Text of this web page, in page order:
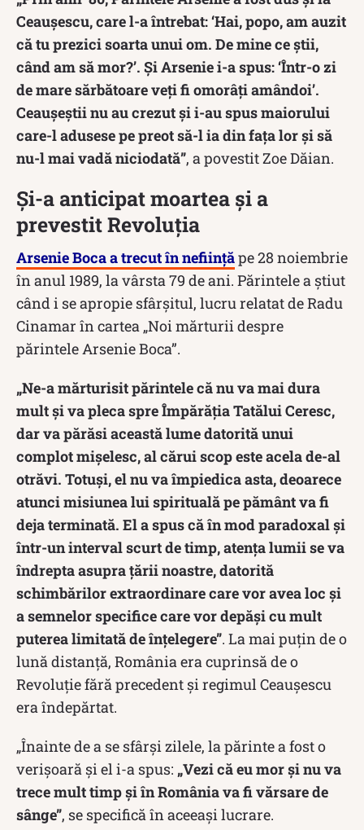
Ceauşescu, care l-a întrebat: ‘Hai, popo, am auzit
că tu prezici soarta unui om. De mine ce ştii,
când am să mor?’. Şi Arsenie i-a spus: ‘Într-o zi
de mare sărbătoare veţi fi omorâţi amândoi’.
Ceauşeştii nu au crezut şi i-au spus maiorului
care-l adusese pe preot să-l ia din fața lor şi să
nu-l mai vadă niciodată”, a povestit Zoe Dăian.
Și-a anticipat moartea și a
prevestit Revoluția
Arsenie Boca a trecut în neființăpe 28 noiembrie
în anul 1989, la vârsta 79 de ani. Părintele a știut
când i se apropie sfârșitul, lucru relatat de Radu
Cinamar în cartea „Noi mărturii despre
părintele Arsenie Boca”.
„Ne-a mărturisit părintele că nu va mai dura
mult şi va pleca spre Împărăţia Tatălui Ceresc,
dar va părăsi această lume datorită unui
complot mişelesc, al cărui scop este acela de-al
otrăvi. Totuşi, el nu va împiedica asta, deoarece
atunci misiunea lui spirituală pe pământ va fi
deja terminată. El a spus că în mod paradoxal şi
într-un interval scurt de timp, atenţa lumii se va
îndrepta asupra ţării noastre, datorită
schimbărilor extraordinare care vor avea loc şi
a semnelor specifice care vor depăşi cu mult
puterea limitată de înţelegere”. La mai puțin de o
lună distanță, România era cuprinsă de o
Revoluție fără precedent și regimul Ceaușescu
era îndepărtat.
„Înainte de a se sfârşi zilele, la părinte a fost o
verişoară şi el i-a spus: „Vezi că eu mor şi nu va
trece mult timp şi în România va fi vărsare de
sânge”, se specifică în aceeași lucrare.